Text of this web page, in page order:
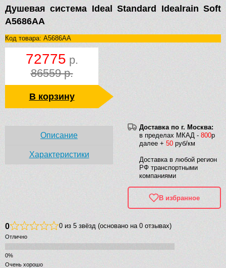
Душевая система Ideal Standard Idealrain Soft
A5686AA
Код товара: A5686AA
72775 р.
86559 р.
В корзину
Доставка по г. Москва:
в пределах МКАД - 800р
далее + 50 руб/км
Доставка в любой регион
РФ транспортными
компаниями
В избранное
Описание
Характеристики
0 0 из 5 звёзд (основано на 0 отзывах)
Отлично
Очень хорошо